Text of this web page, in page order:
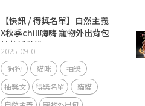
【快訊 / 得獎名單】自然主義
X秋季chill嗨嗨 寵物外出背包
抽獎活動說明
2025-09-01
狗狗 貓咪
抽獎
抽獎文
得獎名單
貓貓